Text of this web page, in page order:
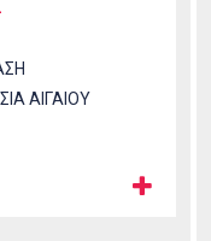
ΑΙΓΑΙΟΥ